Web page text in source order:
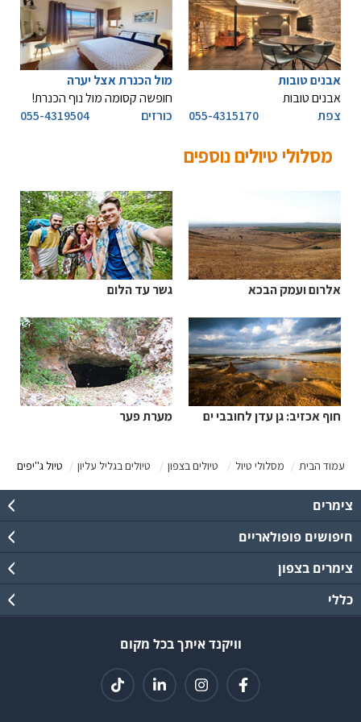
עמוד הבית מסלולי טיול טיולים בצפון טיולים בגליל עליון טיול ג''יפים
אבנים טובות
אבנים טובות
צפת
055-4315170
מול הכנרת אצל יערה
חופשה קסומה מול נוף הכנרת!
כורזים
055-4319504
מסלולי טיולים נוספים
אלרום ועמק הבכא גשר עד הלום
חוף אכזיב: גן עדן לחובבי ים מערת פער
צימרים
חיפושים פופולאריים
צימרים בצפון
כללי
וויקנד איתך בכל מקום